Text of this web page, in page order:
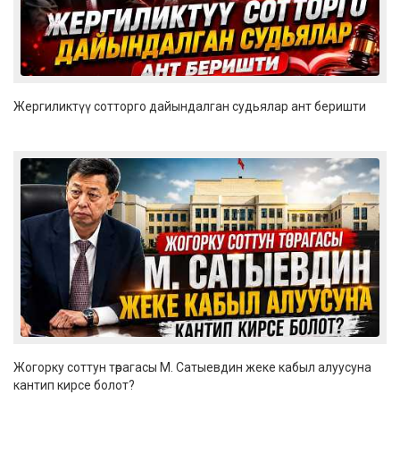
Жергиликтүү сотторго дайындалган судьялар ант беришти
Жогорку соттун төрагасы М. Сатыевдин жеке кабыл алуусуна
кантип кирсе болот?